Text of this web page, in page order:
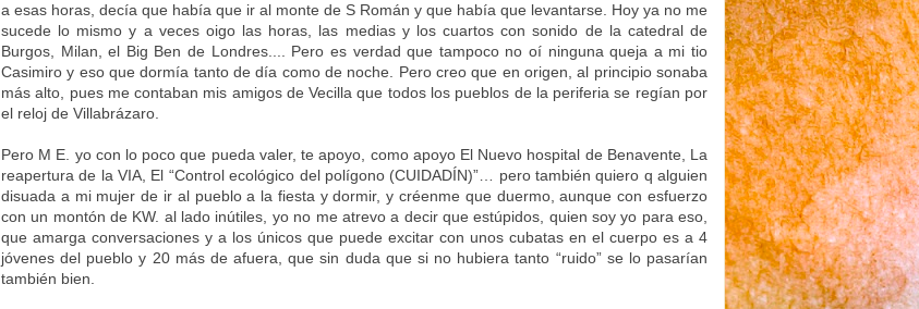
a esas horas, decía que había que ir al monte de S Román y que había que levantarse. Hoy ya no me
sucede lo mismo y a veces oigo las horas, las medias y los cuartos con sonido de la catedral de
Burgos, Milan, el Big Ben de Londres.... Pero es verdad que tampoco no oí ninguna queja a mi tio
Casimiro y eso que dormía tanto de día como de noche. Pero creo que en origen, al principio sonaba
más alto, pues me contaban mis amigos de Vecilla que todos los pueblos de la periferia se regían por
el reloj de Villabrázaro.
Pero M E. yo con lo poco que pueda valer, te apoyo, como apoyo El Nuevo hospital de Benavente, La
reapertura de la VIA, El “Control ecológico del polígono (CUIDADÍN)”… pero también quiero q alguien
disuada a mi mujer de ir al pueblo a la fiesta y dormir, y créenme que duermo, aunque con esfuerzo
con un montón de KW. al lado inútiles, yo no me atrevo a decir que estúpidos, quien soy yo para eso,
que amarga conversaciones y a los únicos que puede excitar con unos cubatas en el cuerpo es a 4
jóvenes del pueblo y 20 más de afuera, que sin duda que si no hubiera tanto “ruido” se lo pasarían
también bien.